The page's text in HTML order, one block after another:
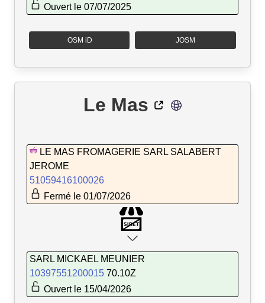
Ouvert le 07/07/2025
OSM iD JOSM
Le Mas
LE MAS FROMAGERIE SARL SALABERT
JEROME
51059416100026
Fermé le 01/07/2026
SARL MICKAEL MEUNIER
10397551200015 70.10Z
Ouvert le 15/04/2026